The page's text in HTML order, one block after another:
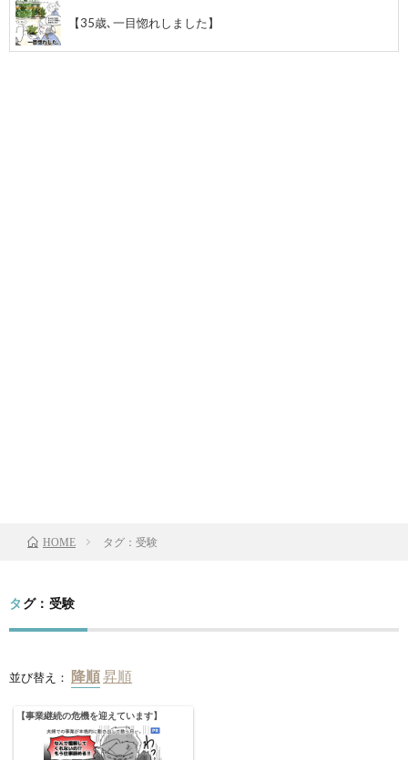
【35歳､一目惚れしました】
HOME タグ：受験
タグ：受験
並び替え：
【事業継続の危機を迎えています】